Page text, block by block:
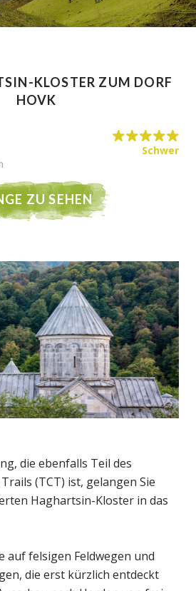
KLOSTER ZUM DORF
HOVK
Schwer
ZU SEHEN
die ebenfalls Teil des
(TCT) ist, gelangen Sie
Haghartsin-Kloster in das
auf felsigen Feldwegen und
die erst kürzlich entdeckt